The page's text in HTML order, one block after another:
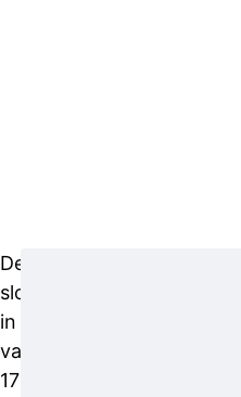
De criminelen
sloegen toe
in de nacht
van zondag
17 op